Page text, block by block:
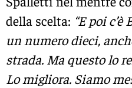
della scelta: “E poi
un numero dieci,
strada. Ma questo lo
Lo migliora. Siamo